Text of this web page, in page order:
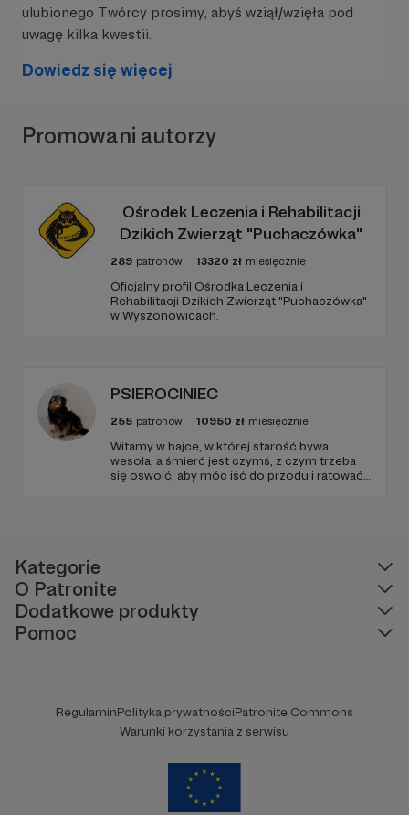
ulubionego Twórcy prosimy, abyś wziął/wzięła pod
uwagę kilka kwestii.
Dowiedz się więcej
Promowani autorzy
Ośrodek Leczenia i Rehabilitacji
Dzikich Zwierząt "Puchaczówka"
289 patronów 13320 zł miesięcznie
Oficjalny profil Ośrodka Leczenia i
Rehabilitacji Dzikich Zwierząt "Puchaczówka"
w Wyszonowicach.
PSIEROCINIEC
255 patronów 10950 zł miesięcznie
Witamy w bajce, w której starość bywa
wesoła, a śmierć jest czymś, z czym trzeba
się oswoić, aby móc iść do przodu i ratować
Kategorie
O Patronite
Dodatkowe produkty
Pomoc
RegulaminPolityka prywatnościPatronite Commons
Warunki korzystania z serwisu